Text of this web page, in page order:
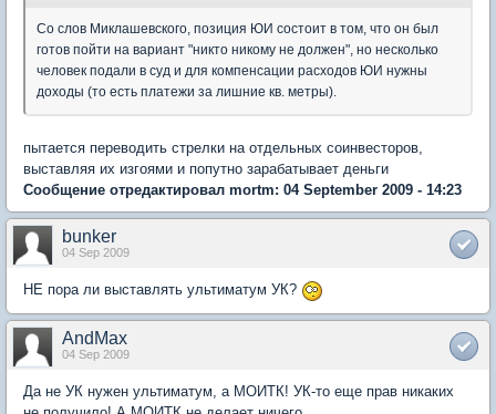
Со слов Миклашевского, позиция ЮИ состоит в том, что он был
готов пойти на вариант "никто никому не должен", но несколько
человек подали в суд и для компенсации расходов ЮИ нужны
доходы (то есть платежи за лишние кв. метры).
пытается переводить стрелки на отдельных соинвесторов,
выставляя их изгоями и попутно зарабатывает деньги
Сообщение отредактировал mortm: 04 September 2009 - 14:23
bunker
04 Sep 2009
НЕ пора ли выставлять ультиматум УК?
AndMax
04 Sep 2009
Да не УК нужен ультиматум, а МОИТК! УК-то еще прав никаких